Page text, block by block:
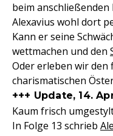
beim
Alexavius wohl dort
Kann er seine
wettmachen und den
Oder erleben wir den
charismatischen
+++ Update, 14.
Kaum frisch
In Folge 13 schrieb